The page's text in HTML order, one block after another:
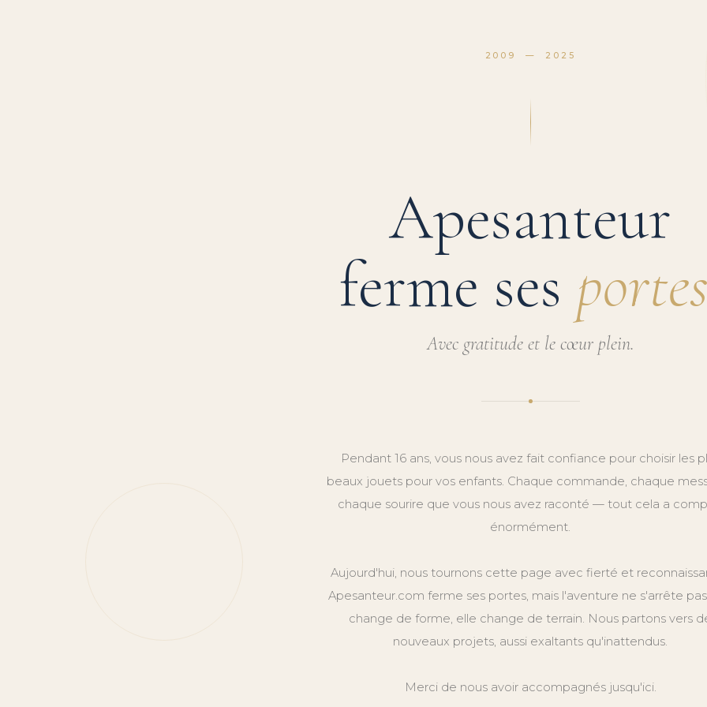
2009 — 2025
Apesanteur
ferme ses
Avec gratitude et le cœur plein.
Pendant 16 ans, vous nous avez fait confiance pour choisir les
beaux jouets pour vos enfants. Chaque commande, chaque
chaque sourire que vous nous avez raconté — tout cela a
énormément.
Aujourd'hui, nous tournons cette page avec fierté et
Apesanteur.com ferme ses portes, mais l'aventure ne s'arrête
change de forme, elle change de terrain. Nous partons vers
nouveaux projets, aussi exaltants qu'inattendus.
Merci de nous avoir accompagnés jusqu'ici.